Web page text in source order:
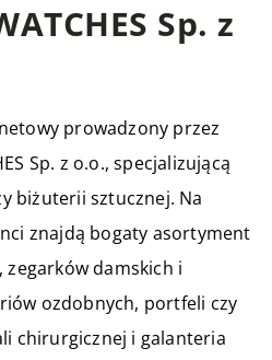
Sp. z
prowadzony przez
Sp. z o.o., specjalizującą
biżuterii sztucznej. Na
znajdą bogaty asortyment
damskich i
ozdobnych, portfeli czy
chirurgicznej i galanteria